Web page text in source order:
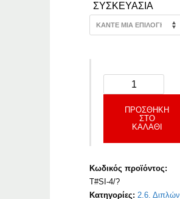
ΣΥΣΚΕΥΑΣΙΑ
ΠΡΟΣΘΉΚΗ
ΣΤΟ
ΚΑΛΆΘΙ
Κωδικός προϊόντος:
T#SI-4/?
Κατηγορίες:2.6. Διπλών